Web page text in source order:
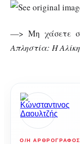
—> Μη χάσετε
Απληστία: Η
Ο/Η ΑΡΘΡΟΓΡΆΦΟΣ